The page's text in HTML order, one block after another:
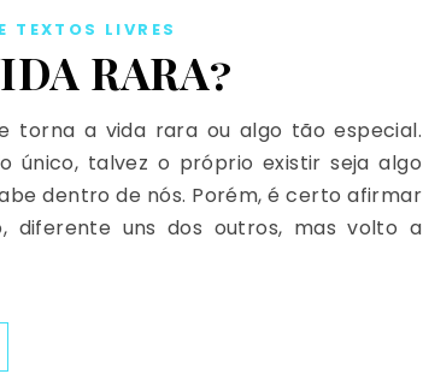
TEXTOS LIVRES
RARA?
torna a vida rara ou algo tão especial.
único, talvez o próprio existir seja algo
dentro de nós. Porém, é certo afirmar
uns dos outros, mas volto a